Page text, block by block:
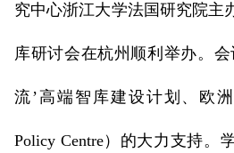
究中心浙江大学法国研究院主
库研讨会在杭州顺利举办。
流’高端智库建设计划、欧
Policy Centre）的大力支持。